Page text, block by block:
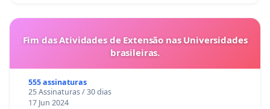
Fim das Atividades de Extensão nas Universidades
brasileiras.
555 assinaturas
25 Assinaturas / 30 dias
17 Jun 2024